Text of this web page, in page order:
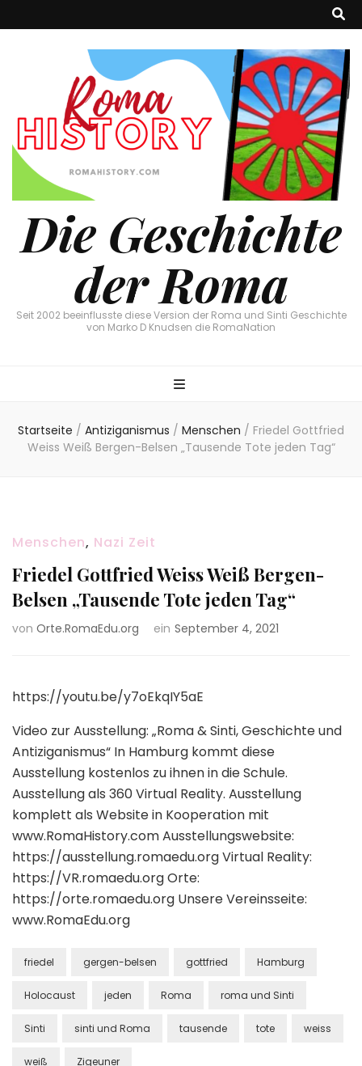
Die Geschichte
der Roma
Seit 2002 beeinflusste diese Version der Roma und Sinti Geschichte
von Marko D Knudsen die RomaNation
Startseite / Antiziganismus / Menschen / Friedel Gottfried
Weiss Weiß Bergen-Belsen „Tausende Tote jeden Tag“
Menschen, Nazi Zeit
Friedel Gottfried Weiss Weiß Bergen-
Belsen „Tausende Tote jeden Tag“
von Orte.RomaEdu.org ein September 4, 2021
https://youtu.be/y7oEkqIY5aE
Video zur Ausstellung: „Roma & Sinti, Geschichte und
Antiziganismus“ In Hamburg kommt diese
Ausstellung kostenlos zu ihnen in die Schule.
Ausstellung als 360 Virtual Reality. Ausstellung
komplett als Website in Kooperation mit
www.RomaHistory.com Ausstellungswebsite:
https://ausstellung.romaedu.org Virtual Reality:
https://VR.romaedu.org Orte:
https://orte.romaedu.org Unsere Vereinsseite:
www.RomaEdu.org
friedel gergen-belsen gottfried Hamburg
Holocaust jeden Roma roma und Sinti
Sinti sinti und Roma tausende tote weiss
weiß Zigeuner